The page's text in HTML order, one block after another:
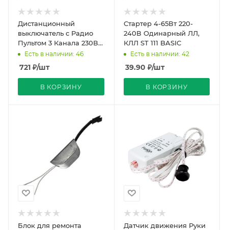
Дистанционный
выключатель c Радио
Пультом 3 Канала 230В
1000Вт 105х55х25мм
P005 Uniel
Есть в наличии: 46
721 ₽/шт
В КОРЗИНУ
Стартер 4-65Вт 220-
240В Одинарный ЛЛ,
КЛЛ ST 111 BASIC
Есть в наличии: 42
39.90 ₽/шт
В КОРЗИНУ
Блок для ремонта
Датчик движения Руки